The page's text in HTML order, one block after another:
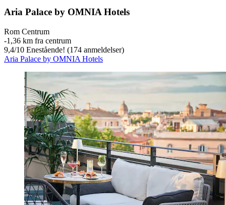
Aria Palace by OMNIA Hotels
Rom Centrum
‐1,36 km fra centrum
9,4/10 Enestående! (174 anmeldelser)
Aria Palace by OMNIA Hotels